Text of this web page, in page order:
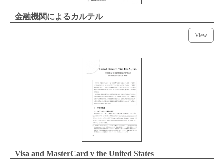
金融機関によるカルテル
View
Visa and MasterCard v the United States